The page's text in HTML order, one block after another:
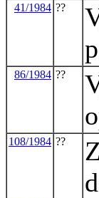
41/1984 ??
86/1984 ??
108/1984 ??